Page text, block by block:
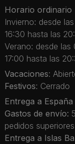
Horario ordinario
Invierno: desde
16:30 hasta las
Verano: desde
17:00 hasta las
Vacaciones:
Festivos: Cerrado
Entrega a
Gastos de envío:
pedidos
Entrega a Islas